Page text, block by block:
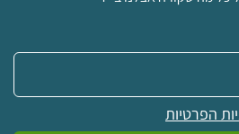
הפרטיות